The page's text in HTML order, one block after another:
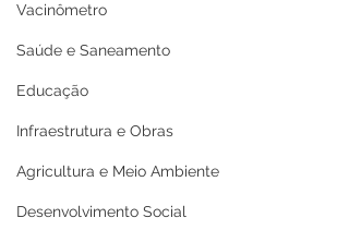
Vacinômetro
Saúde e Saneamento
Educação
Infraestrutura e Obras
Agricultura e Meio Ambiente
Desenvolvimento Social